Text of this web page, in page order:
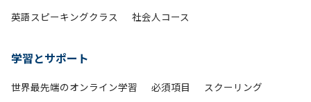
英語スピーキングクラス
社会人コース
学習とサポート
世界最先端のオンライン学習 必須項目
スクーリング